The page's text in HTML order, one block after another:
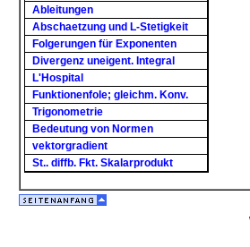
Ableitungen
Abschaetzung und L-Stetigkeit
Folgerungen für Exponenten
Divergenz uneigent. Integral
L'Hospital
Funktionenfole; gleichm. Konv.
Trigonometrie
Bedeutung von Normen
vektorgradient
St.. diffb. Fkt. Skalarprodukt